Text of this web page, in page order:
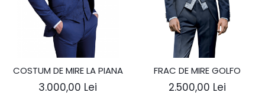
COSTUM DE MIRE LA PIANA
3.000,00 Lei
FRAC DE MIRE GOLFO
2.500,00 Lei